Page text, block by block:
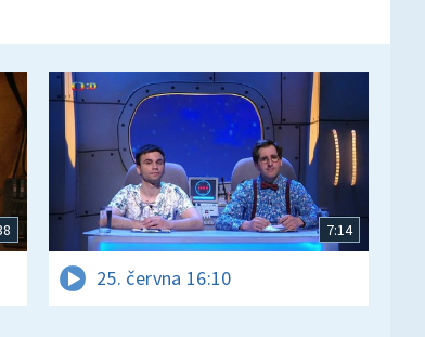
7:14
25. června 16:10